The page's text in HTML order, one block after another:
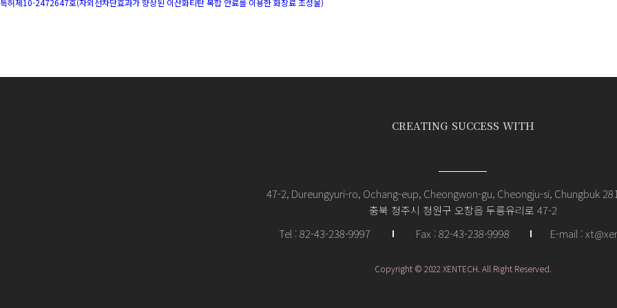
특허제10-2472647호(자외선차단효과가 향상된 이산화티탄 복합 안료를 이용한 화장료 조성물)
CREATING SUCCESS WITH
47-2, Dureungyuri-ro, Ochang-eup, Cheongwon-gu, Cheongju-si, Chungbuk
충북 청주시 청원구 오창읍 두릉유리로 47-2
Tel : 82-43-238-9997
Fax : 82-43-238-9998 E-mail :
Copyright © 2022 XENTECH. All Right Reserved.